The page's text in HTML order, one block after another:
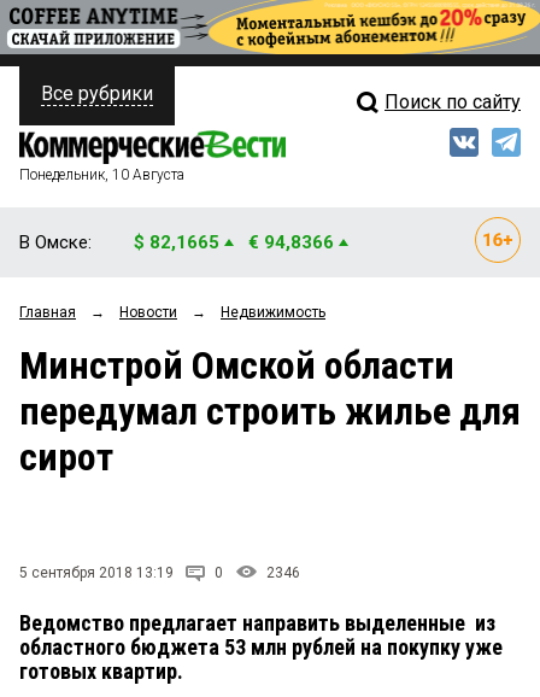
ПОЛИТИКА
ФИНАНСЫ
ОБЩЕСТВО
ЗАКОН
НОВОСТИ КОМПАНИЙ
Свежий выпуск
Мнения
Рейтинги
Блоги
Все рубрики Поиск по сайту
Понедельник, 10 Августа
В Омске: $ 82,1665 € 94,8366
Главная → Новости → Недвижимость
Минстрой Омской области
передумал строить жилье для
сирот
5 сентября 2018 13:19 0 2346
Ведомство предлагает направить выделенные из
областного бюджета 53 млн рублей на покупку уже
готовых квартир.